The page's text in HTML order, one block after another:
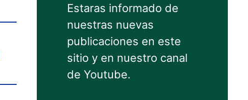
Estaras informado de
nuestras nuevas
publicaciones en este
sitio y en nuestro canal
de Youtube.